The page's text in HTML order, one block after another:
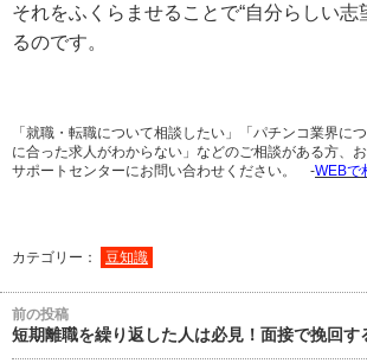
それをふくらませることで“自分らしい志
るのです。
「就職・転職について相談したい」「パチンコ業界に
に合った求人がわからない」などのご相談がある方、
サポートセンターにお問い合わせください。 -WEBで
カテゴリー： 豆知識
前の投稿
短期離職を繰り返した人は必見！面接で挽回す